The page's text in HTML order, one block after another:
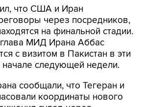
что США и Иран
через посредников,
на финальной стадии.
МИД Ирана Аббас
с визитом в Пакистан в эти
следующей недели.
сообщали, что Тегеран и
координаты нового